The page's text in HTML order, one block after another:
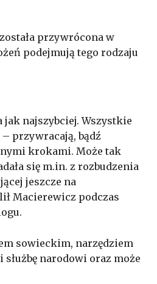
została przywrócona w
podejmują tego rodzaju
jak najszybciej. Wszystkie
przywracają, bądź
krokami. Może tak
się m.in. z rozbudzenia
jeszcze na
Macierewicz podczas
sowieckim, narzędziem
narodowi oraz może